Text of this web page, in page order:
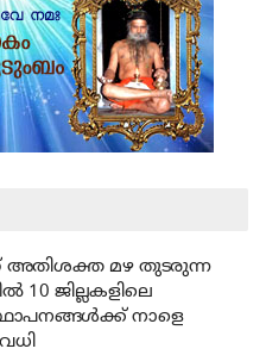
അതിശക്ത മഴ തുടരുന്ന
10 ജില്ലകളിലെ
നാളെ